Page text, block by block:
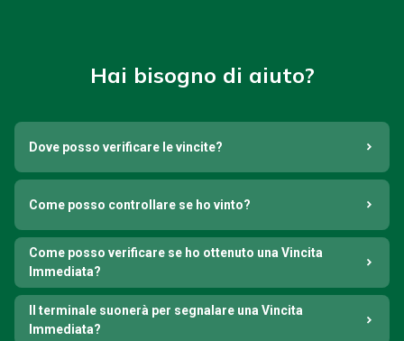
Hai bisogno di aiuto?
Dove posso verificare le vincite?
Come posso controllare se ho vinto?
Come posso verificare se ho ottenuto una Vincita
Immediata?
Il terminale suonerà per segnalare una Vincita
Immediata?